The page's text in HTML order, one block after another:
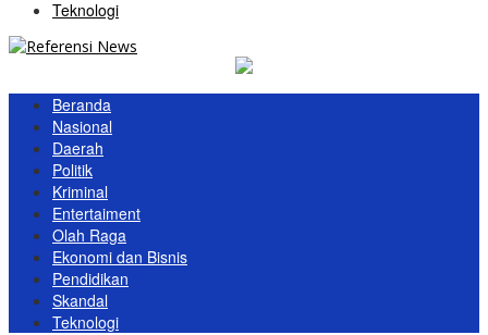
Teknologi
Beranda
Nasional
Daerah
Politik
Kriminal
Entertaiment
Olah Raga
Ekonomi dan Bisnis
Pendidikan
Skandal
Teknologi